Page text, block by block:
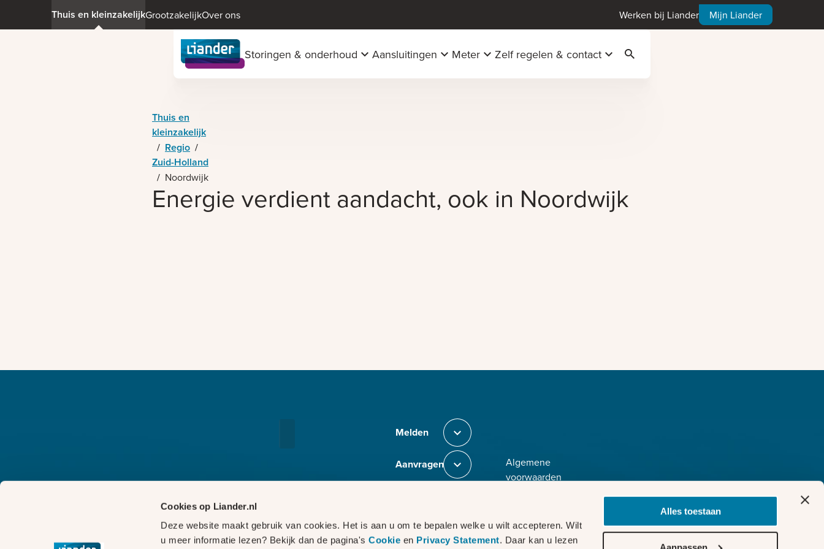
Cookies op Liander.nl
Deze website maakt gebruik van cookies. Het is aan u om te bepalen welke u wilt accepteren. Wilt
u meer informatie lezen? Bekijk dan de pagina'sCookie en Privacy Statement. Daar kan u lezen
Alles toestaan
Thuis en kleinzakelijkGrootzakelijkOver ons Werken bij Liander Mijn Liander
Storingen & onderhoud Aansluitingen Meter Zelf regelen & contact Zoeken
Thuis en
kleinzakelijk
/ Regio /
Zuid-Holland
/ Noordwijk
Energie verdient aandacht, ook in Noordwijk
Melden Sluit section-0
Aanvragen Sluit section-1
Voor
partners
Algemene
voorwaarden
PrivacyCookies
CVD
Copyright
2026